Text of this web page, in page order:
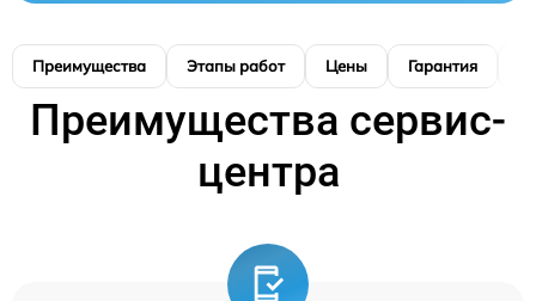
Преимущества Этапы работ Цены Гарантия
Преимущества сервис-
центра